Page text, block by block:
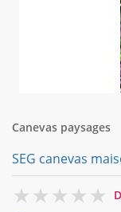
Canevas paysages
SEG canevas
0